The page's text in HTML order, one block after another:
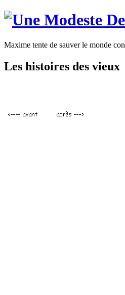
Maxime tente de sauver le monde
Les histoires des vieux